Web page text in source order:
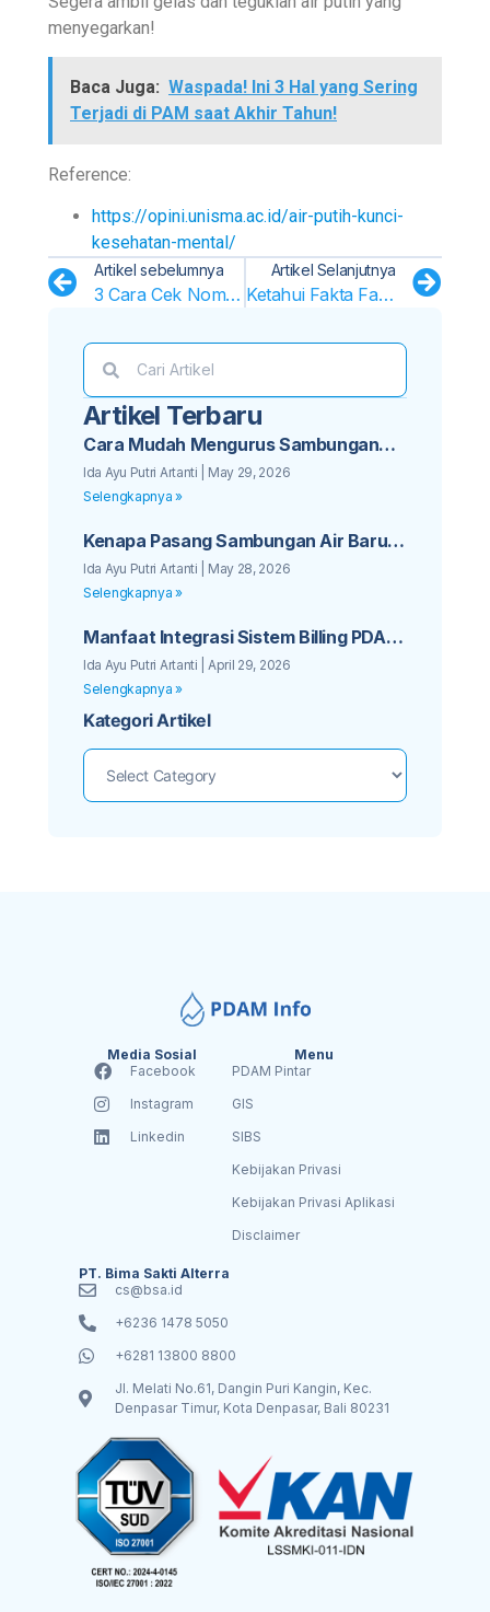
menyegarkan!
Baca Juga: Waspada! Ini 3 Hal yang Sering
Terjadi di PAM saat Akhir Tahun!
Reference:
https://opini.unisma.ac.id/air-putih-kunci-
kesehatan-mental/
Artikel sebelumnya
3 Cara Cek Nomor Pelanggan PDAM dengan Mudah dan Cepat
Artikel Selanjutnya
Ketahui Fakta Fast Fashion yang Rusak Lingkungan & Cemari Air Bersih
Artikel Terbaru
Cara Mudah Mengurus Sambungan
Baru PDAM untuk Bisnis Kos Anda
Ida Ayu Putri Artanti
May 29, 2026
Selengkapnya »
Kenapa Pasang Sambungan Air Baru
PDAM Sebaiknya Tidak Ditunda Lagi
Ida Ayu Putri Artanti
May 28, 2026
Selengkapnya »
Manfaat Integrasi Sistem Billing PDAM
dengan Aplikasi Mobile Pelanggan
Ida Ayu Putri Artanti
April 29, 2026
Selengkapnya »
Kategori Artikel
Media Sosial
Facebook
Instagram
Linkedin
Menu
PDAM Pintar
GIS
SIBS
Kebijakan Privasi
Kebijakan Privasi Aplikasi
Disclaimer
PT. Bima Sakti Alterra
cs@bsa.id
+6236 1478 5050
+6281 13800 8800
Jl. Melati No.61, Dangin Puri Kangin, Kec.
Denpasar Timur, Kota Denpasar, Bali 80231